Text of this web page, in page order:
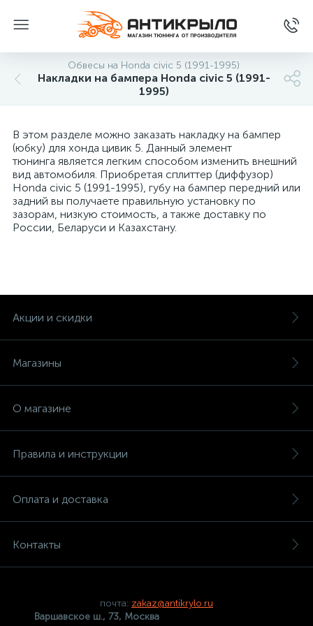
Обвесы на Honda civic 5 (1991-1995)
Накладки на бампера Honda civic 5 (1991-
1995)
В этом разделе можно заказать накладку на бампер
(юбку) для хонда цивик 5. Данный элемент
тюнинга является легким способом изменить внешний
вид автомобиля. Приобретая сплиттер (диффузор)
Honda civic 5 (1991-1995), губу на бампер передний или
задний вы получаете правильную установку по
зазорам, низкую стоимость, а также доставку по
России, Беларуси и Казахстану.
Акции и скидки
Магазины
О магазине
Правила и инструкции
Оплата и доставка
Контакты
почта: zakaz@antikrylo.ru
Варшавское ш., 73, Москва